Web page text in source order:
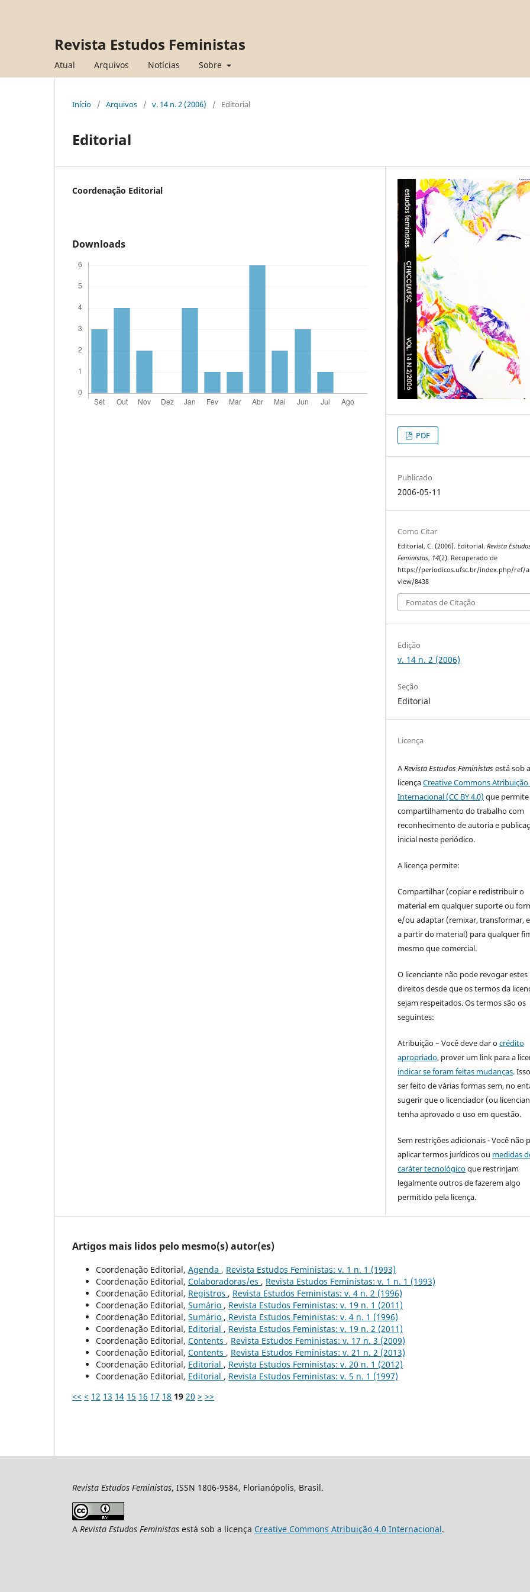
Revista Estudos Feministas
Atual Arquivos Notícias Sobre
Início / Arquivos / v. 14 n. 2 (2006) / Editorial
Editorial
Coordenação Editorial
Downloads
PDF
Publicado
2006-05-11
Como Citar
Editorial, C. (2006). Editorial.Revista
Feministas, 14(2). Recuperado de
https://periodicos.ufsc.br/index.php/ref/
view/8438
Fomatos de Citação
Edição
v. 14 n. 2 (2006)
Seção
Editorial
Licença
ARevista Estudos Feministasestá sob a
licençaCreative Commons Atribuição
Internacional (CC BY 4.0) que
compartilhamento do trabalho com
reconhecimento de autoria e
inicial neste periódico.
A licença permite:
Compartilhar (copiar e redistribuir o
material em qualquer suporte ou
e/ou adaptar (remixar, transformar,
a partir do material) para qualquer
mesmo que comercial.
O licenciante não pode revogar estes
direitos desde que os termos da
sejam respeitados. Os termos são os
seguintes:
Atribuição – Você deve dar ocrédito
apropriado, prover um link para a
indicar se foram feitas mudanças.
ser feito de várias formas sem, no
sugerir que o licenciador (ou
tenha aprovado o uso em questão.
Sem restrições adicionais - Você não
aplicar termos jurídicos ou medidas
caráter tecnológicoque restrinjam
legalmente outros de fazerem algo
permitido pela licença.
Artigos mais lidos pelo mesmo(s) autor(es)
Coordenação Editorial, Agenda , Revista Estudos Feministas: v. 1 n. 1 (1993)
Coordenação Editorial, Colaboradoras/es , Revista Estudos Feministas: v. 1 n. 1 (1993)
Coordenação Editorial, Registros , Revista Estudos Feministas: v. 4 n. 2 (1996)
Coordenação Editorial, Sumário , Revista Estudos Feministas: v. 19 n. 1 (2011)
Coordenação Editorial, Sumário , Revista Estudos Feministas: v. 4 n. 1 (1996)
Coordenação Editorial, Editorial , Revista Estudos Feministas: v. 19 n. 2 (2011)
Coordenação Editorial, Contents , Revista Estudos Feministas: v. 17 n. 3 (2009)
Coordenação Editorial, Contents , Revista Estudos Feministas: v. 21 n. 2 (2013)
Coordenação Editorial, Editorial , Revista Estudos Feministas: v. 20 n. 1 (2012)
Coordenação Editorial, Editorial , Revista Estudos Feministas: v. 5 n. 1 (1997)
<< < 12 13 14 15 16 17 18 19 20 > >>
Revista Estudos Feministas, ISSN 1806-9584, Florianópolis, Brasil.
A Revista Estudos Feministas está sob a licença Creative Commons Atribuição 4.0 Internacional.